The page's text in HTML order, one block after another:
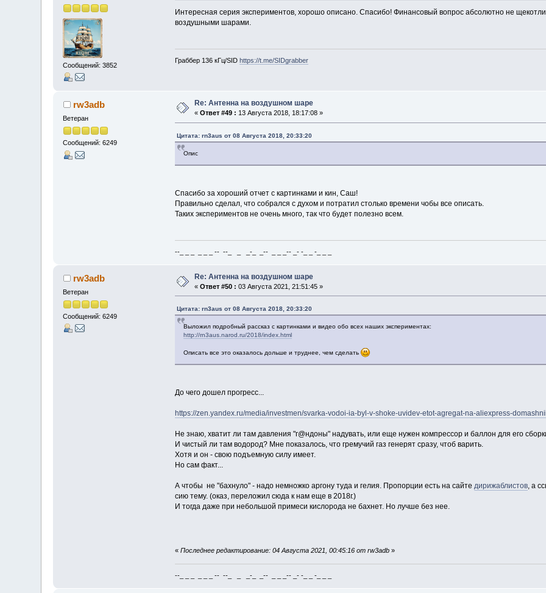
Сообщений: 3852
Интересная серия экспериментов, хорошо описано. Спасибо! Финансовый вопрос абсолютно не
воздушными шарами.
Граббер 136 кГц/SID https://t.me/SIDgrabber
rw3adb
Ветеран
Сообщений: 6249
Re: Антенна на воздушном шаре
«Ответ #49 : 13 Августа 2018, 18:17:08 »
Цитата: rn3aus от 08 Августа 2018, 20:33:20
Опис
Спасибо за хороший отчет с картинками и кин, Саш!
Правильно сделал, что собрался с духом и потратил столько времени чобы все описать.
Таких экспериментов не очень много, так что будет полезно всем.
--_ _ _ _ _ _ -- --_ _ _-_ _-- _ _ _-- _- -_ _ -_ _ _
rw3adb
Ветеран
Сообщений: 6249
Re: Антенна на воздушном шаре
«Ответ #50 : 03 Августа 2021, 21:51:45 »
Цитата: rn3aus от 08 Августа 2018, 20:33:20
Выложил подробный рассказ с картинками и видео обо всех наших экспериментах:
http://rn3aus.narod.ru/2018/index.html
Описать все это оказалось дольше и труднее, чем сделать
До чего дошел прогресс...
https://zen.yandex.ru/media/investmen/svarka-vodoi-ia-byl-v-shoke-uvidev-etot-agregat-na-aliexpress-
Не знаю, хватит ли там давления "г@ндоны" надувать, или еще нужен компрессор и баллон для его
И чистый ли там водород? Мне показалось, что гремучий газ генерят сразу, чтоб варить.
Хотя и он - свою подъемную силу имеет.
Но сам факт...
А чтобы не "бахнуло" - надо немножко аргону туда и гелия. Пропорции есть на сайте дирижаблистов, а
сию тему. (оказ, переложил сюда к нам еще в 2018г.)
И тогда даже при небольшой примеси кислорода не бахнет. Но лучше без нее.
« Последнее редактирование: 04 Августа 2021, 00:45:16 от rw3adb»
--_ _ _ _ _ _ -- --_ _ _-_ _-- _ _ _-- _- -_ _ -_ _ _